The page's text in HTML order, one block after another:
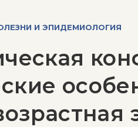
И ЭПИДЕМИОЛОГИЯ